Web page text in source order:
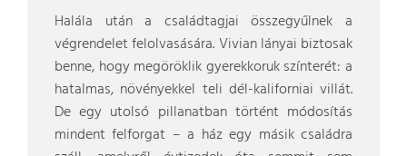
Halála után a családtagjai összegyűlnek a
végrendelet felolvasására. Vivian lányai biztosak
benne, hogy megöröklik gyerekkoruk színterét: a
hatalmas, növényekkel teli dél-kaliforniai villát.
De egy utolsó pillanatban történt módosítás
mindent felforgat – a ház egy másik családra